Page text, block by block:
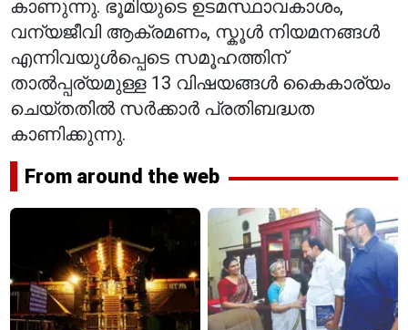
കാണുന്നു. ഭൂമിയുടെ ഉടമസ്ഥാവകാശം,
വന്യജീവി ആക്രമണം, സ്കൂൾ നിയമനങ്ങൾ
എന്നിവയുൾപ്പെടെ സമൂഹത്തിന്
താൽപ്പര്യമുള്ള 13 വിഷയങ്ങൾ കൈകാര്യം
ചെയ്തതിൽ സർക്കാർ പ്രതിബദ്ധത
കാണിക്കുന്നു.
From around the web